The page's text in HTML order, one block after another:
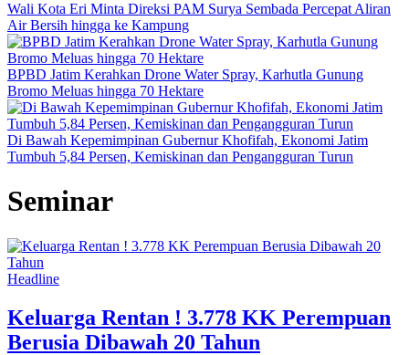
Wali Kota Eri Minta Direksi PAM Surya Sembada Percepat Aliran
Air Bersih hingga ke Kampung
BPBD Jatim Kerahkan Drone Water Spray, Karhutla Gunung
Bromo Meluas hingga 70 Hektare
Di Bawah Kepemimpinan Gubernur Khofifah, Ekonomi Jatim
Tumbuh 5,84 Persen, Kemiskinan dan Pengangguran Turun
Seminar
Headline
Keluarga Rentan ! 3.778 KK Perempuan
Berusia Dibawah 20 Tahun